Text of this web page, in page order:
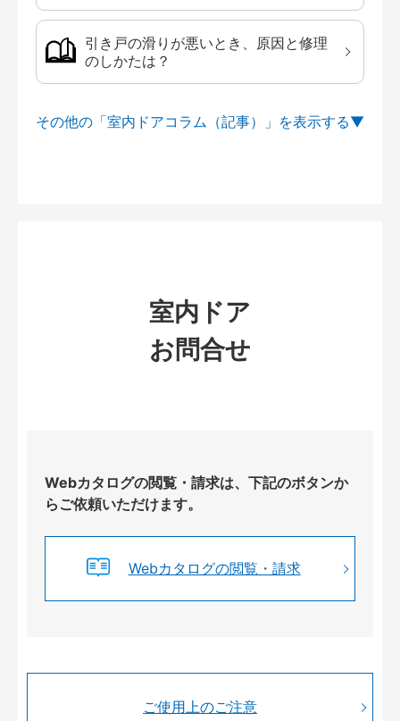
引き戸の滑りが悪いとき、原因と修理
のしかたは？
その他の「室内ドアコラム（記事）」を
室内ドア
お問合せ
Webカタログの閲覧・請求は、下記のボタンか
らご依頼いただけます。
Webカタログの閲覧・請求
ご使用上のご注意